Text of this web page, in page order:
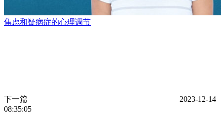
焦虑和疑病症的心理调节
下一篇
2023-12-14
08:35:05